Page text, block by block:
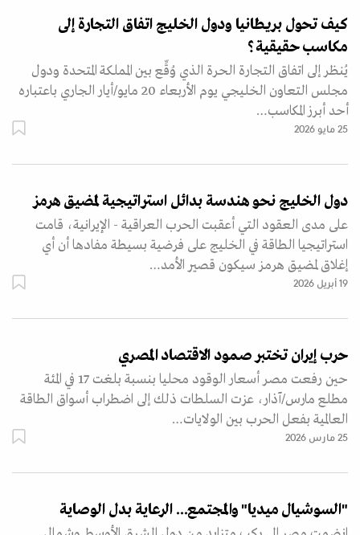
كيف تحول بريطانيا ودول الخليج اتفاق التجارة إلى
مكاسب حقيقية؟
يُنظر إلى اتفاق التجارة الحرة الذي وُقِّع بين المملكة المتحدة ودول
مجلس التعاون الخليجي يوم الأربعاء 20 مايو/أيار الجاري باعتباره
أحد أبرز المكاسب…
25 مايو 2026
دول الخليج نحو هندسة بدائل استراتيجية لمضيق هرمز
على مدى العقود التي أعقبت الحرب العراقية - الإيرانية، قامت
استراتيجيا الطاقة في الخليج على فرضية بسيطة مفادها أن أي
إغلاق لمضيق هرمز سيكون قصير الأمد…
19 أبريل 2026
حرب إيران تختبر صمود الاقتصاد المصري
حين رفعت مصر أسعار الوقود محليا بنسبة بلغت 17 في المئة
مطلع مارس/آذار، عزت السلطات ذلك إلى اضطراب أسواق الطاقة
العالمية بفعل الحرب بين الولايات…
25 مارس 2026
"السوشيال ميديا" والمجتمع... الرعاية بدل الوصاية